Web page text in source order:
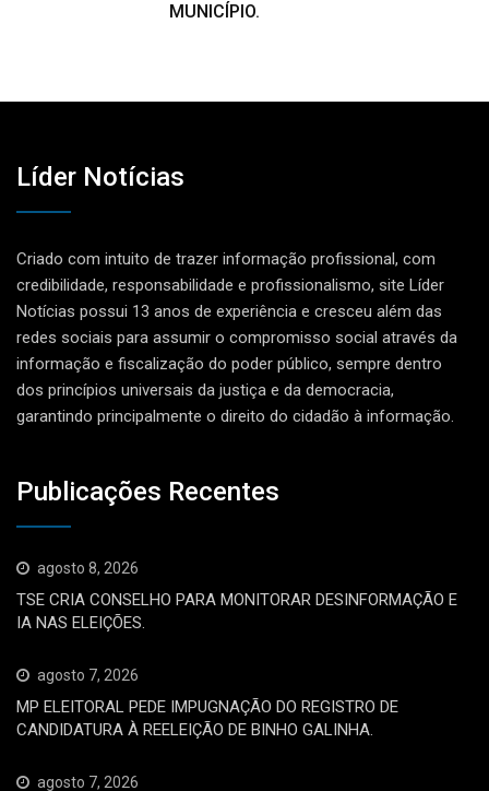
MUNICÍPIO.
Líder Notícias
Criado com intuito de trazer informação profissional, com
credibilidade, responsabilidade e profissionalismo, site Líder
Notícias possui 13 anos de experiência e cresceu além das
redes sociais para assumir o compromisso social através da
informação e fiscalização do poder público, sempre dentro
dos princípios universais da justiça e da democracia,
garantindo principalmente o direito do cidadão à informação.
Publicações Recentes
agosto 8, 2026
TSE CRIA CONSELHO PARA MONITORAR DESINFORMAÇÃO E
IA NAS ELEIÇÕES.
agosto 7, 2026
MP ELEITORAL PEDE IMPUGNAÇÃO DO REGISTRO DE
CANDIDATURA À REELEIÇÃO DE BINHO GALINHA.
agosto 7, 2026